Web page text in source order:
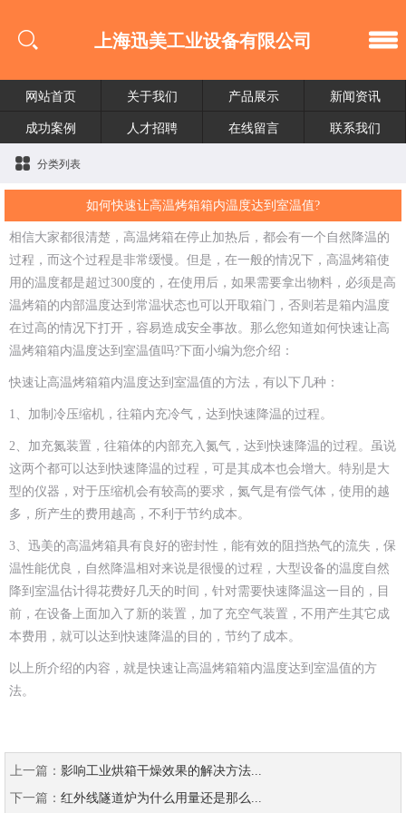
上海迅美工业设备有限公司
网站首页 关于我们 产品展示
新闻资讯
成功案例
人才招聘 在线留言 联系我们
分类列表
如何快速让高温烤箱箱内温度达到室温值?
相信大家都很清楚，高温烤箱在停止加热后，都会有一个自然降温的
过程，而这个过程是非常缓慢。但是，在一般的情况下，高温烤箱使
用的温度都是超过300度的，在使用后，如果需要拿出物料，必须是高
温烤箱的内部温度达到常温状态也可以开取箱门，否则若是箱内温度
在过高的情况下打开，容易造成安全事故。那么您知道如何快速让高
温烤箱箱内温度达到室温值吗?下面小编为您介绍：
快速让高温烤箱箱内温度达到室温值的方法，有以下几种：
1、加制冷压缩机，往箱内充冷气，达到快速降温的过程。
2、加充氮装置，往箱体的内部充入氮气，达到快速降温的过程。虽说
这两个都可以达到快速降温的过程，可是其成本也会增大。特别是大
型的仪器，对于压缩机会有较高的要求，氮气是有偿气体，使用的越
多，所产生的费用越高，不利于节约成本。
3、迅美的高温烤箱具有良好的密封性，能有效的阻挡热气的流失，保
温性能优良，自然降温相对来说是很慢的过程，大型设备的温度自然
降到室温估计得花费好几天的时间，针对需要快速降温这一目的，目
前，在设备上面加入了新的装置，加了充空气装置，不用产生其它成
本费用，就可以达到快速降温的目的，节约了成本。
以上所介绍的内容，就是快速让高温烤箱箱内温度达到室温值的方
法。
上一篇： 影响工业烘箱干燥效果的解决方法...
下一篇： 红外线隧道炉为什么用量还是那么...